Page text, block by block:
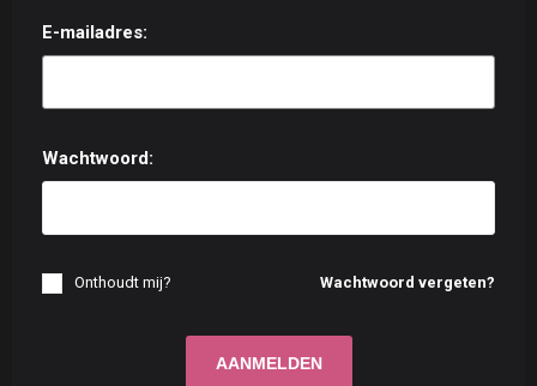
E-mailadres:
Wachtwoord:
Wachtwoord vergeten?
Onthoudt mij?